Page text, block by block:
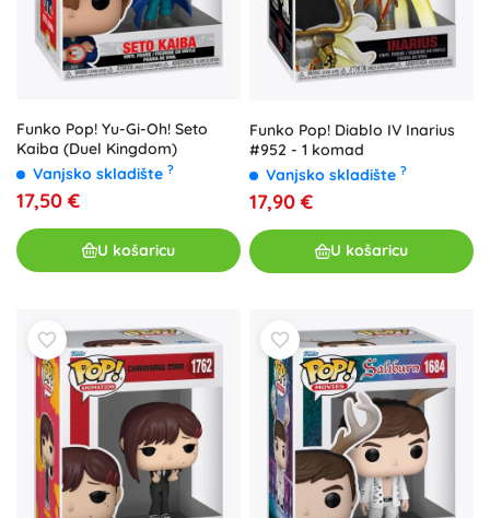
Funko Pop! Yu-Gi-Oh! Seto
Kaiba (Duel Kingdom)
Vanjsko skladište ?
17,50 €
U košaricu
Funko Pop! Diablo IV Inarius
#952 - 1 komad
Vanjsko skladište ?
17,90 €
U košaricu